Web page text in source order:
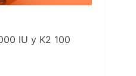
IU y K2 100